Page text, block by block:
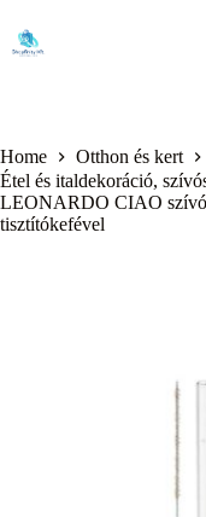
content
Home Otthon és kert
Étel és italdekoráció,
LEONARDO CIAO
tisztítókefével